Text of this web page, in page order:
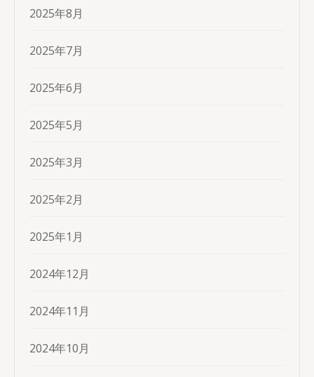
2025年8月
2025年7月
2025年6月
2025年5月
2025年3月
2025年2月
2025年1月
2024年12月
2024年11月
2024年10月